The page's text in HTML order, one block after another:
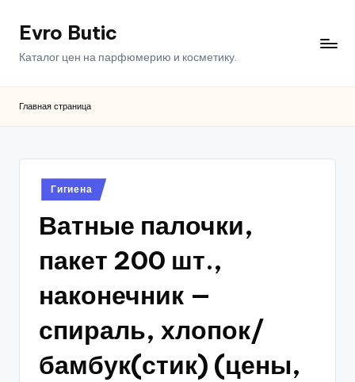
ПерейтиEvro Butic
Каталог цен на парфюмерию и косметику.
Главная страница
Опубликовано
в
Гигиена
Ватные палочки,
пакет 200 шт.,
наконечник —
спираль, хлопок/
бамбук(стик) (цены,